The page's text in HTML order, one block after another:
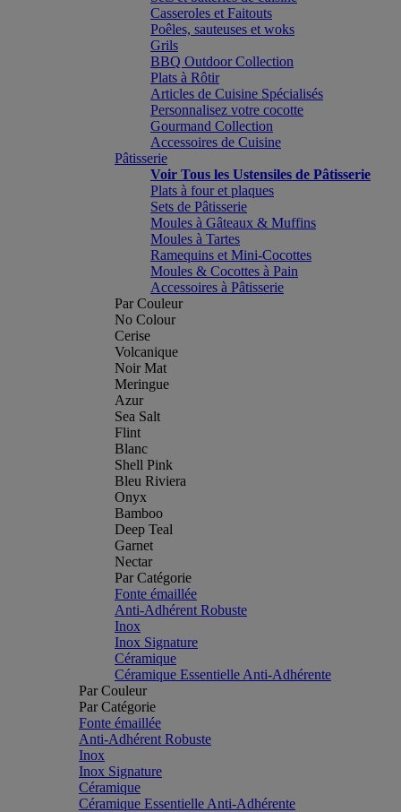
Casseroles et Faitouts
Poêles, sauteuses et woks
Grils
BBQ Outdoor Collection
Plats à Rôtir
Articles de Cuisine Spécialisés
Personnalisez votre cocotte
Gourmand Collection
Accessoires de Cuisine
Pâtisserie
Voir Tous les Ustensiles de Pâtisserie
Plats à four et plaques
Sets de Pâtisserie
Moules à Gâteaux & Muffins
Moules à Tartes
Ramequins et Mini-Cocottes
Moules & Cocottes à Pain
Accessoires à Pâtisserie
Par Couleur
No Colour
Cerise
Volcanique
Noir Mat
Meringue
Azur
Sea Salt
Flint
Blanc
Shell Pink
Bleu Riviera
Onyx
Bamboo
Deep Teal
Garnet
Nectar
Par Catégorie
Fonte émaillée
Anti-Adhérent Robuste
Inox
Inox Signature
Céramique
Céramique Essentielle Anti-Adhérente
Par Couleur
Par Catégorie
Fonte émaillée
Anti-Adhérent Robuste
Inox
Inox Signature
Céramique
Céramique Essentielle Anti-Adhérente